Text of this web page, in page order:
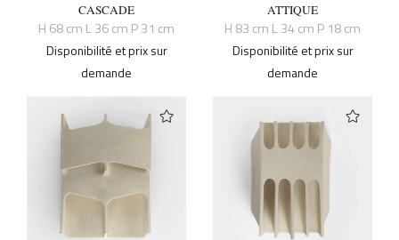
CASCADE
H 68 cm L 36 cm P 31 cm
Disponibilité et prix sur
demande
ATTIQUE
H 83 cm L 34 cm P 18 cm
Disponibilité et prix sur
demande